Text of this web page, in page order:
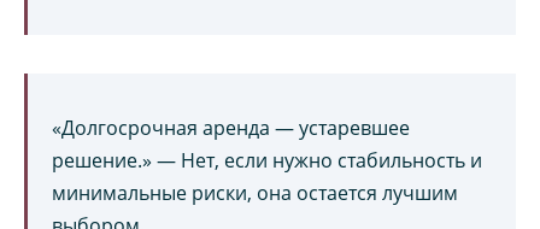
«Долгосрочная аренда — устаревшее
решение.» — Нет, если нужно стабильность и
минимальные риски, она остается лучшим